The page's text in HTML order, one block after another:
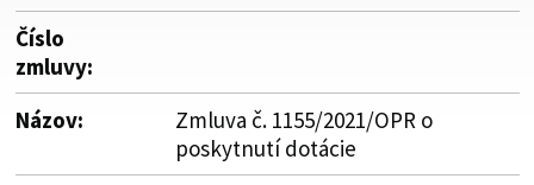
Číslo
zmluvy:
Názov:
Zmluva č. 1155/2021/OPR o
poskytnutí dotácie